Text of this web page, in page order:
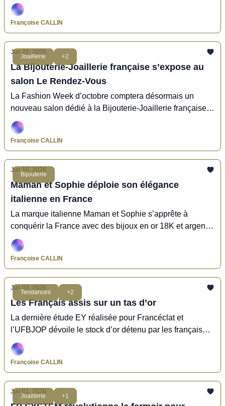
avec comme ambition de fédérer, enthousiasmer et
réenchanter la filière.
Françoise CALLIN
Joaillerie +2
Jun 25, 2026
La Bijouterie-Joaillerie française s’expose au
salon Le Rendez-Vous
La Fashion Week d’octobre comptera désormais un
nouveau salon dédié à la Bijouterie-Joaillerie française
propulsé par Francéclat, Le Rendez-Vous
Françoise CALLIN
Bijouterie
Jun 16, 2026
Maman et Sophie déploie son élégance
italienne en France
La marque italienne Maman et Sophie s’apprête à
conquérir la France avec des bijoux en or 18K et argent
925 irrésistibles !
Françoise CALLIN
Tendances +2
Jun 03, 2026
Les Français assis sur un tas d’or
La dernière étude EY réalisée pour Francéclat et
l’UFBJOP dévoile le stock d’or détenu par les français
deux fois supérieur à celui de la Banque de France !
Françoise CALLIN
Joaillerie +1
Jun 01, 2026